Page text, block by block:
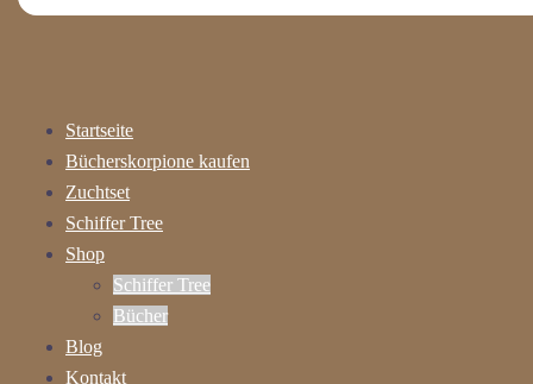
Startseite
Bücherskorpione kaufen
Zuchtset
Schiffer Tree
Shop
Schiffer Tree
Bücher
Blog
Kontakt